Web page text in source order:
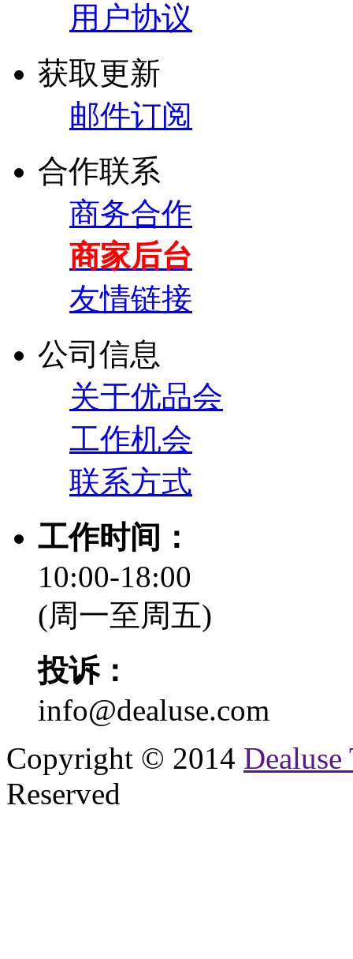
用户协议
获取更新
邮件订阅
合作联系
商务合作
商家后台
友情链接
公司信息
关于优品会
工作机会
联系方式
工作时间：
10:00-18:00
(周一至周五)
投诉：
info@dealuse.com
Copyright © 2014
Reserved